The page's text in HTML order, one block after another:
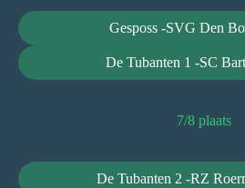
Gesposs -SVG Den
De Tubanten 1 -SC
7/8 plaats
De Tubanten 2 -RZ